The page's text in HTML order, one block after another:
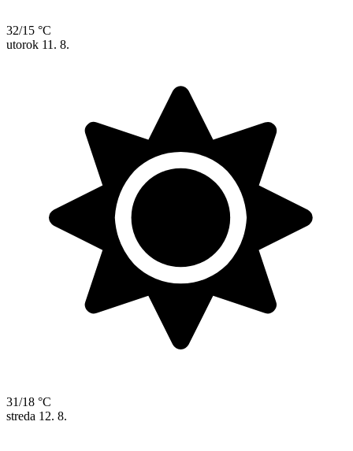
32/15 °C
utorok 11. 8.
31/18 °C
streda 12. 8.